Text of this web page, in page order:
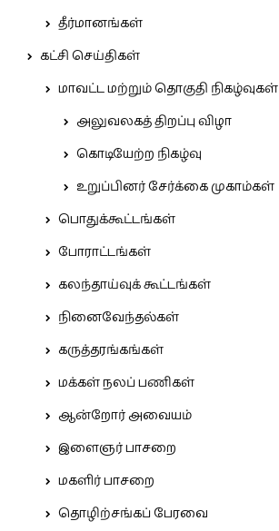
தீர்மானங்கள்
கட்சி செய்திகள்
மாவட்ட மற்றும் தொகுதி நிகழ்வுகள்
அலுவலகத் திறப்பு விழா
கொடியேற்ற நிகழ்வு
உறுப்பினர் சேர்க்கை முகாம்கள்
பொதுக்கூட்டங்கள்
போராட்டங்கள்
கலந்தாய்வுக் கூட்டங்கள்
நினைவேந்தல்கள்
கருத்தரங்கங்கள்
மக்கள் நலப் பணிகள்
ஆன்றோர் அவையம்
இளைஞர் பாசறை
மகளிர் பாசறை
தொழிற்சங்கப் பேரவை